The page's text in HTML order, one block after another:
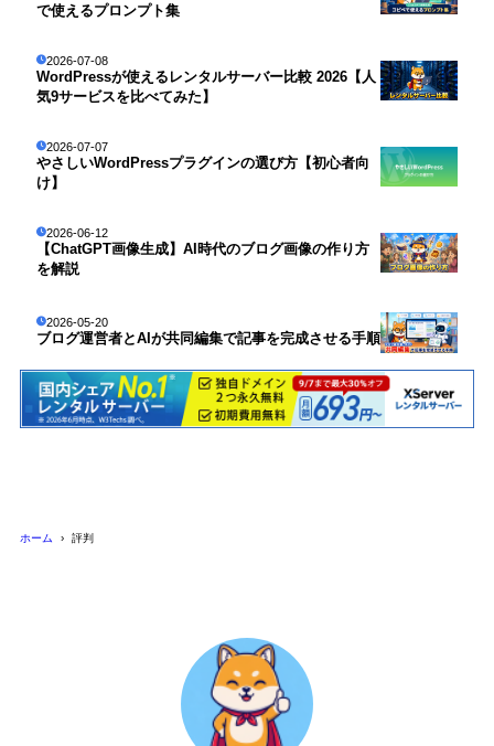
で使えるプロンプト集
2026-07-08
WordPressが使えるレンタルサーバー比較 2026【人
気9サービスを比べてみた】
2026-07-07
やさしいWordPressプラグインの選び方【初心者向
け】
2026-06-12
【ChatGPT画像生成】AI時代のブログ画像の作り方
を解説
2026-05-20
ブログ運営者とAIが共同編集で記事を完成させる手順
ホーム 評判